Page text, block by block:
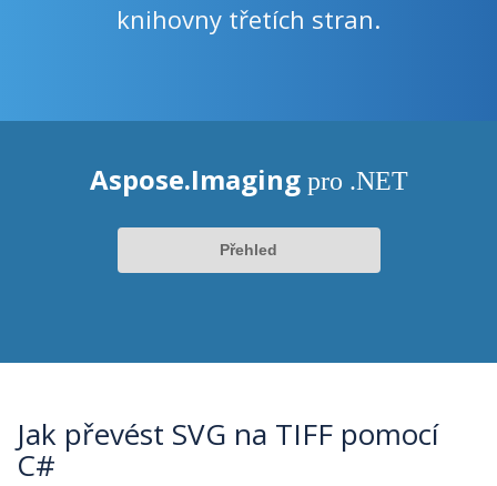
knihovny třetích stran.
Aspose.Imaging pro .NET
Přehled
Jak převést SVG na TIFF pomocí
C#